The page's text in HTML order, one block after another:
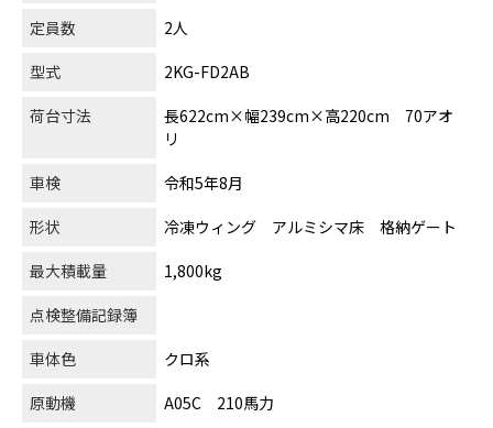
定員数
2人
型式
2KG-FD2AB
荷台寸法
長622cm×幅239cm×高220cm 70アオ
リ
車検
令和5年8月
形状
冷凍ウィング アルミシマ床 格納ゲート
最大積載量
1,800kg
点検整備記録簿
車体色
クロ系
原動機
A05C 210馬力